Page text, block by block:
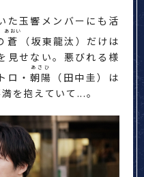
た玉響メンバーにも活
蒼
あおい
（坂東龍汰）だけは
見せない。悪びれる様
ロ・朝陽
あさひ
（田中圭）は
を抱えていて...。